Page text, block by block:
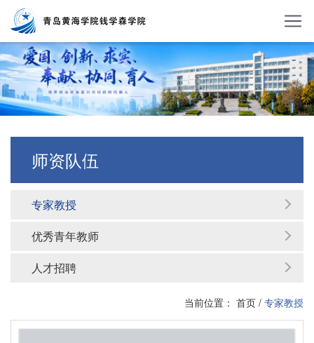
师资队伍
专家教授
优秀青年教师
人才招聘
当前位置： 首页 / 专家教授